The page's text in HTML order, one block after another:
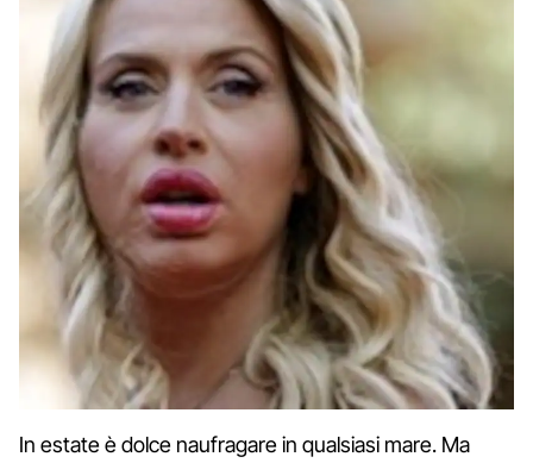
In estate è dolce naufragare in qualsiasi mare. Ma